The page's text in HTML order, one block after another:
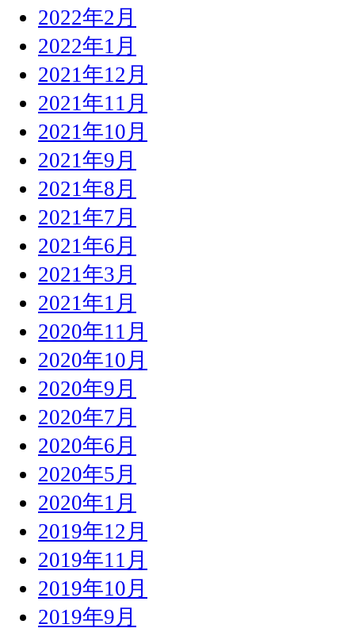
2022年2月
2022年1月
2021年12月
2021年11月
2021年10月
2021年9月
2021年8月
2021年7月
2021年6月
2021年3月
2021年1月
2020年11月
2020年10月
2020年9月
2020年7月
2020年6月
2020年5月
2020年1月
2019年12月
2019年11月
2019年10月
2019年9月